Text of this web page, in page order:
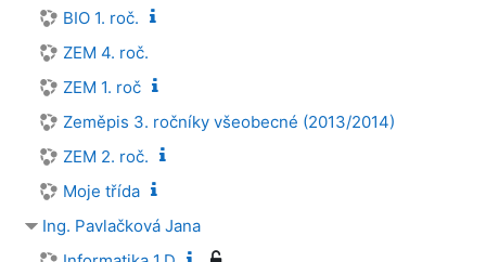
BIO 1. roč.
ZEM 4. roč.
ZEM 1. roč
Zeměpis 3. ročníky všeobecné (2013/2014)
ZEM 2. roč.
Moje třída
Ing. Pavlačková Jana